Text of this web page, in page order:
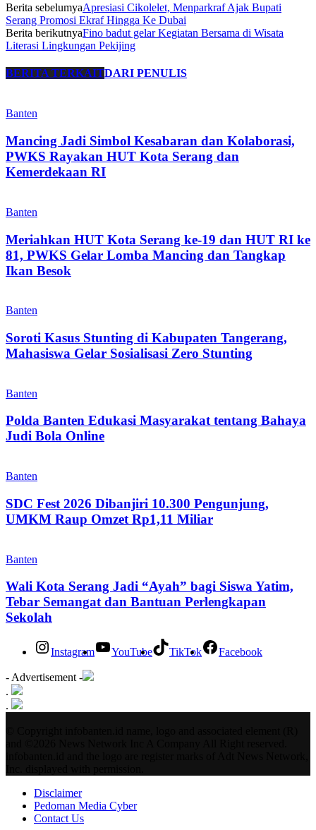
Berita sebelumyaApresiasi Cikolelet, Menparkraf Ajak Bupati
Serang Promosi Ekraf Hingga Ke Dubai
Berita berikutnyaFino badut gelar Kegiatan Bersama di Wisata
Literasi Lingkungan Pekijing
BERITA TERKAITDARI PENULIS
Banten
Mancing Jadi Simbol Kesabaran dan Kolaborasi,
PWKS Rayakan HUT Kota Serang dan
Kemerdekaan RI
Banten
Meriahkan HUT Kota Serang ke-19 dan HUT RI ke
81, PWKS Gelar Lomba Mancing dan Tangkap
Ikan Besok
Banten
Soroti Kasus Stunting di Kabupaten Tangerang,
Mahasiswa Gelar Sosialisasi Zero Stunting
Banten
Polda Banten Edukasi Masyarakat tentang Bahaya
Judi Bola Online
Banten
SDC Fest 2026 Dibanjiri 10.300 Pengunjung,
UMKM Raup Omzet Rp1,11 Miliar
Banten
Wali Kota Serang Jadi “Ayah” bagi Siswa Yatim,
Tebar Semangat dan Bantuan Perlengkapan
Sekolah
Instagram YouTube TikTok Facebook
- Advertisement -
.
.
Disclaimer
Pedoman Media Cyber
Contact Us